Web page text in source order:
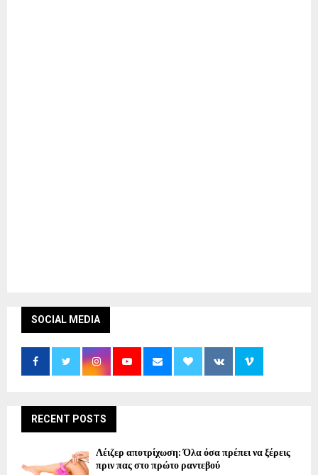
SOCIAL MEDIA
RECENT POSTS
Λέιζερ αποτρίχωση: Όλα όσα πρέπει να ξέρεις
πριν πας στο πρώτο ραντεβού